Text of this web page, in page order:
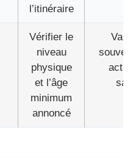
l’itinéraire
Vérifier le
niveau
physique
et l’âge
minimum
annoncé